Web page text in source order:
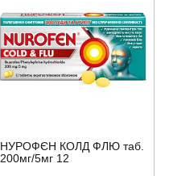
НУРОФЄН КОЛД ФЛЮ таб.
200мг/5мг 12